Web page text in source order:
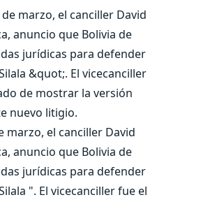
marzo, el canciller David
anuncio que Bolivia de
jurídicas para defender
". El vicecanciller fue el